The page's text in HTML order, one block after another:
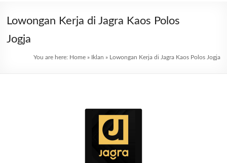
Lowongan Kerja di Jagra Kaos Polos
Jogja
You are here: Home» Iklan » Lowongan Kerja di Jagra Kaos Polos Jogja